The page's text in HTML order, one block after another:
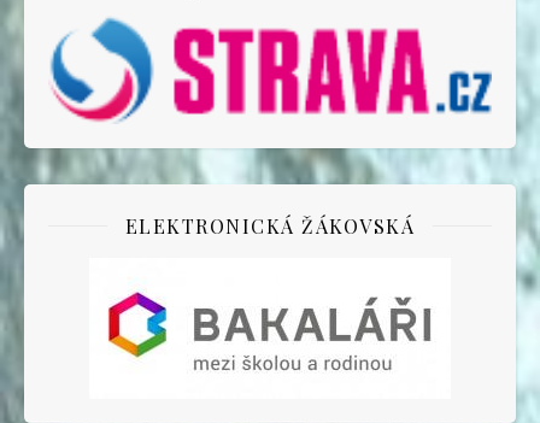
ELEKTRONICKÁ ŽÁKOVSKÁ